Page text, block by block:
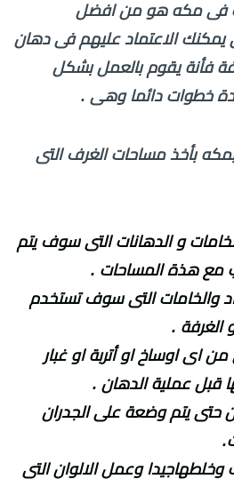
فى مكه هو من افضل
يمكنك الاعتماد عليهم فى دهان
فأنة يقوم بالعمل بشكل
خطوات دائما وهى .
بأخذ مساحات الغرف التى
و الدهانات التى سوف يتم
مع هذة المساحات .
والخامات التى سوف تستخدم
الغرفة .
اى اوساخ او أتربة او غبار
قبل عملية الدهان .
حتى يتم وضعة على الجدران
وخلطهاجيدا وعمل الالوان التى